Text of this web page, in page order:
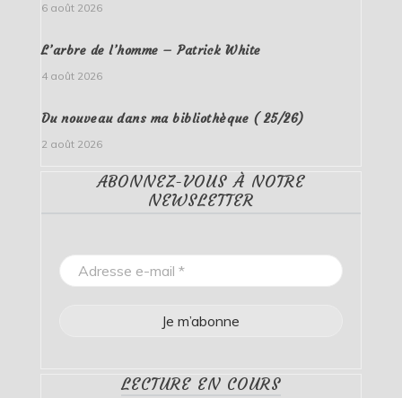
6 août 2026
L’arbre de l’homme – Patrick White
4 août 2026
Du nouveau dans ma bibliothèque ( 25/26)
2 août 2026
ABONNEZ-VOUS À NOTRE
NEWSLETTER
LECTURE EN COURS